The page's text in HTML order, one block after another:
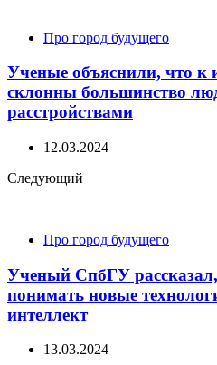
Про город будущего
Ученые объяснили, что к
склонны большинство
расстройствами
12.03.2024
Следующий
Про город будущего
Ученый СпбГУ
понимать новые
интеллект
13.03.2024